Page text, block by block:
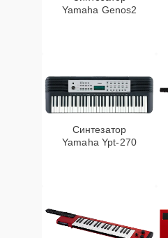
Yamaha Genos2
Синтезатор
Yamaha Ypt-270